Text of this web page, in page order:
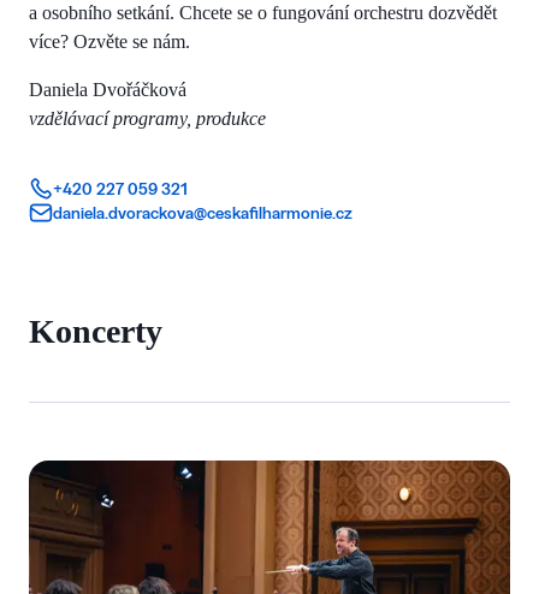
a osobního setkání. Chcete se o fungování orchestru dozvědět
více? Ozvěte se nám.
Daniela Dvořáčková
vzdělávací programy, produkce
+420 227 059 321
daniela.dvorackova@ceskafilharmonie.cz
Koncerty